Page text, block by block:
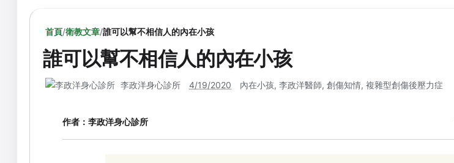
首頁/衛教文章/誰可以幫不相信人的內在小孩
誰可以幫不相信人的內在小孩
李政洋身心診所 4/19/2020 內在小孩, 李政洋醫師, 創傷知情, 複雜型創傷後壓力症
作者： 李政洋身心診所